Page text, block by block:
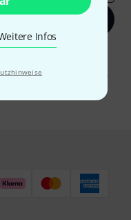
Infos
dem Erhalt von E-Mail-
zu. Die
finden Sie in